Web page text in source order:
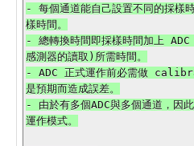
- 每個通道能自己設置不同的採樣
樣時間。
- 總轉換時間即採樣時間加上
感測器的讀取)所需時間。
- ADC 正式運作前必需做
是預期而造成誤差。
- 由於有多個ADC與多個通道，因
運作模式。